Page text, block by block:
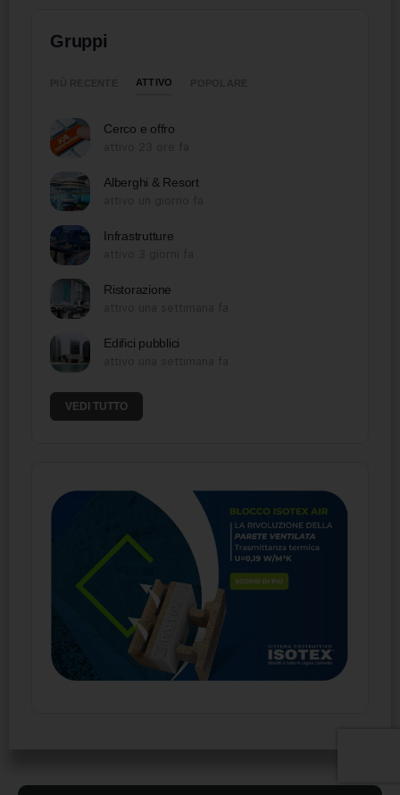
Gruppi
ATTIVO
Cerco e offro
Alberghi & Resort
Infrastrutture
Ristorazione
Edifici pubblici
VEDI TUTTO